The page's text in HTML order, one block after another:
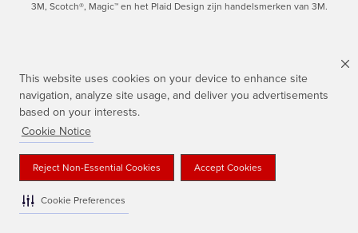
This website uses cookies on your device to enhance site
navigation, analyze site usage, and deliver you advertisements
based on your interests.
Cookie Notice
Reject Non-Essential Cookies Accept Cookies
Cookie Preferences
3M, Scotch®, Magic™ en het Plaid Design zijn handelsmerken van 3M.